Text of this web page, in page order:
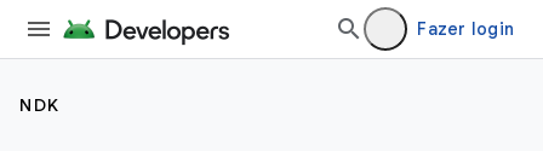
Fazer login
NDK